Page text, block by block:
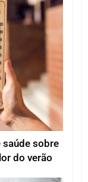
saúde sobre
do verão